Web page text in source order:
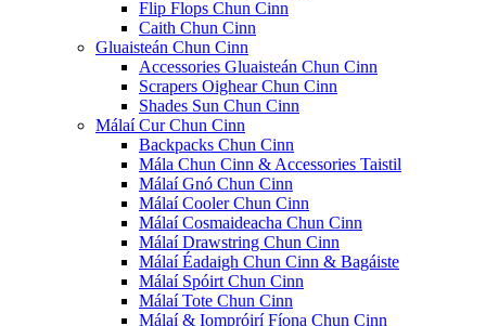
Flip Flops Chun Cinn
Caith Chun Cinn
Gluaisteán Chun Cinn
Accessories Gluaisteán Chun Cinn
Scrapers Oighear Chun Cinn
Shades Sun Chun Cinn
Málaí Cur Chun Cinn
Backpacks Chun Cinn
Mála Chun Cinn & Accessories Taistil
Málaí Gnó Chun Cinn
Málaí Cooler Chun Cinn
Málaí Cosmaideacha Chun Cinn
Málaí Drawstring Chun Cinn
Málaí Éadaigh Chun Cinn & Bagáiste
Málaí Spóirt Chun Cinn
Málaí Tote Chun Cinn
Málaí & Iompróirí Fíona Chun Cinn